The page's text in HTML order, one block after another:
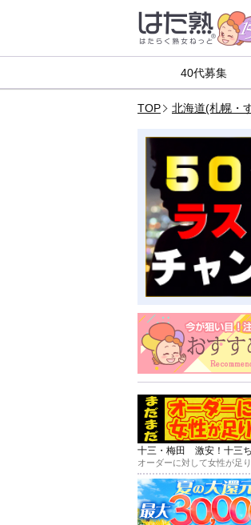
40代募集
TOP 北海道(札幌・
十三・梅田 激安！十三
オーダーに対して女性が足り